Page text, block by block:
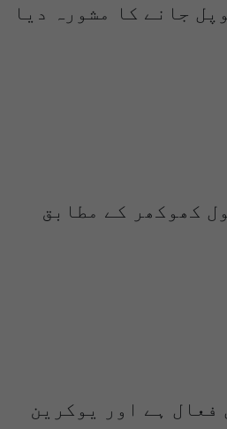
جانے کا مشورہ دیا
کھوکھر کے مطابق
فعال ہے اور یوکرین